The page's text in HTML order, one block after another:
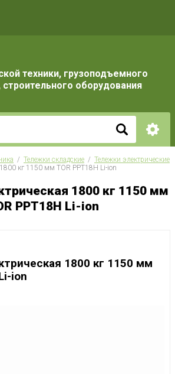
техники, грузоподъемного
оборудования
  /
Тележки складские
  /
Тележки электрические
кг 1150 мм TOR PPT18H Li-ion
1800 кг 1150 мм
PPT18H Li-ion
1800 кг 1150 мм
ion